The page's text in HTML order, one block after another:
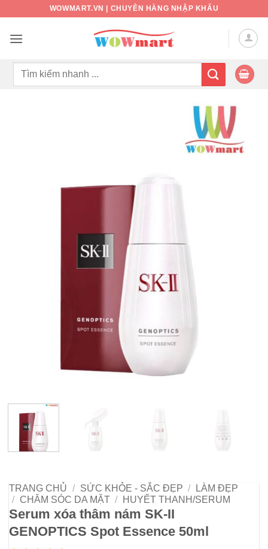
nội
WOWMART.VN | CHUYÊN HÀNG NHẬP KHẨU
Tìm
TRANG CHỦ / SỨC KHỎE - SẮC ĐẸP /
LÀM ĐẸP
/
CHĂM SÓC DA MẶT / HUYẾT THANH/SERUM
Serum xóa thâm nám SK-II
GENOPTICS Spot Essence 50ml